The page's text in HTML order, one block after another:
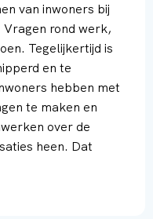
van inwoners bij
rond werk,
Tegelijkertijd is
en te
hebben met
te maken en
over de
heen. Dat